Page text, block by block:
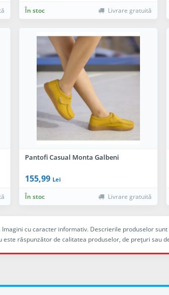
În stoc Livrare gratuită
Pantofi Casual Monta Galbeni
155,99 Lei
În stoc Livrare gratuită
cu caracter informativ. Descrierile produselor
răspunzător de calitatea produselor, de preţuri sau